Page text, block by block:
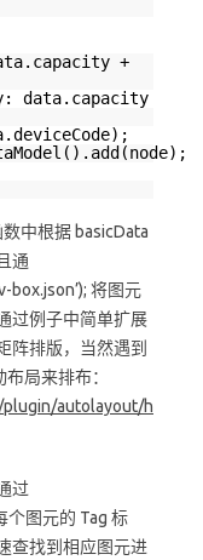
+
data.capacity
中根据 basicData
通
box.json’); 将图元
过例子中简单扩展
阵排版，当然遇到
局来排布：
autolayout/h
过
个图元的 Tag 标
查找到相应图元进